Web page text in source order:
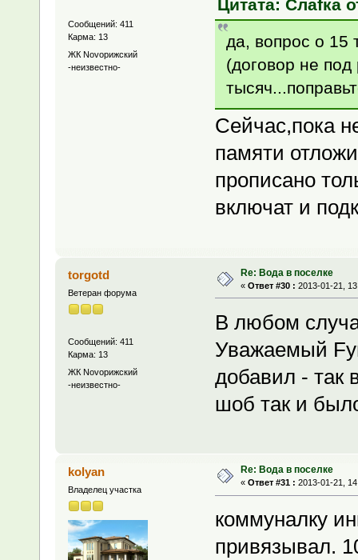
Сообщений: 411
Карма: 13
ЖК Novoрижский
-неизвестно-
Цитата: Слаfка
да, вопрос о 15
(договор не под
Сейчас,пока
памяти
прописано
включат и
torgotd
Ветеран форума
Сообщений: 411
Карма: 13
ЖК Novoрижский
-неизвестно-
Re: Вода в поселке
« Ответ #30 : 2013-01-21,
В любом
Уважаемый
добавил - так
шоб так и
kolyan
Владелец участка
Re: Вода в поселке
« Ответ #31 : 2013-01-21,
коммуналку
привязывал.